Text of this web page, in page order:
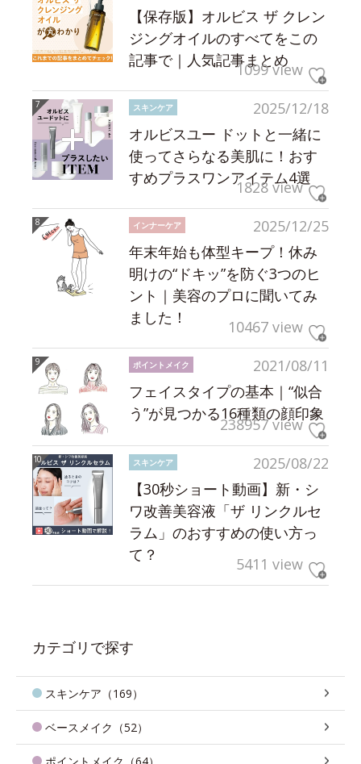
【保存版】オルビス ザ クレン
ジングオイルのすべてをこの
記事で｜人気記事まとめ
1099 view
2025/12/18
スキンケア
オルビスユー ドットと一緒に
使ってさらなる美肌に！おす
すめプラスワンアイテム4選
1828 view
2025/12/25
インナーケア
年末年始も体型キープ！休み
明けの“ドキッ”を防ぐ3つのヒ
ント｜美容のプロに聞いてみ
ました！
10467 view
2021/08/11
ポイントメイク
フェイスタイプの基本｜“似合
う”が見つかる16種類の顔印象
238957 view
2025/08/22
スキンケア
【30秒ショート動画】新・シ
ワ改善美容液「ザ リンクルセ
ラム」のおすすめの使い方っ
て？
5411 view
カテゴリで探す
スキンケア（169）
ベースメイク（52）